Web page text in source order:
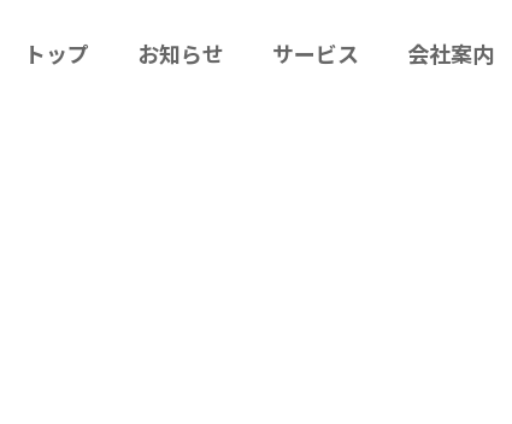
トップ お知らせ サービス 会社案内